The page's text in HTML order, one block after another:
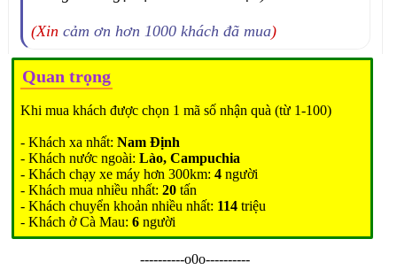
(Xincảm ơn hơn 1000 khách đã mua)
Quan trọng
Khi mua khách được chọn 1 mã số nhận quà (từ 1-100)
- Khách xa nhất:Nam Định
- Khách nước ngoài:Lào, Campuchia
- Khách chạy xe máy hơn 300km:4 người
- Khách mua nhiều nhất:20 tấn
- Khách chuyển khoản nhiều nhất: 114 triệu
- Khách ở Cà Mau:6 người
----------o0o----------